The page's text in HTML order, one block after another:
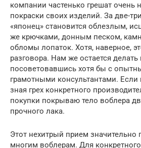
компании частенько грешат очень
покраски своих изделий. За две-
«японец» становится облезлым,
же крючками, донным песком,
обломы лопаток. Хотя, наверное,
разговора. Нам же остается
посоветовавшись хотя бы с
грамотными консультантами. Если
зная грех конкретного
покупки покрываю тело воблера
прочного лака.
Этот нехитрый прием значительно
многим воблерам. Для